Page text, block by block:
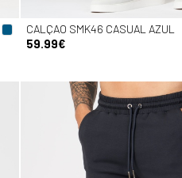
CALÇAO SMK46 CASUAL AZUL
59.99€